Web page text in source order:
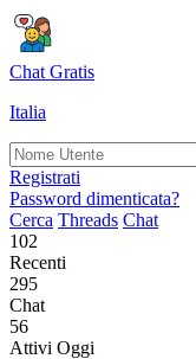
Chat Gratis
Italia
Registrati
Password dimenticata?
Cerca Threads Chat
102
Recenti
295
Chat
56
Attivi Oggi